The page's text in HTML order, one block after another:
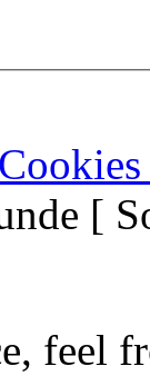
[
feel